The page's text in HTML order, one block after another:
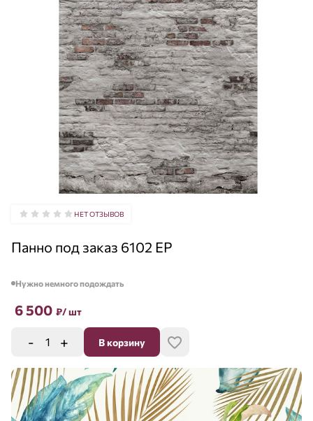
НЕТ ОТЗЫВОВ
Панно под заказ 6102 EP
Нужно немного подождать
6 500 ₽/ шт
- + В корзину